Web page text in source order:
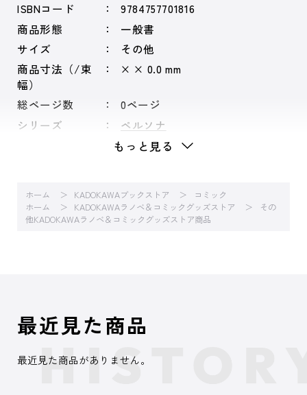
ISBNコード
9784757701816
商品形態
一般書
サイズ
その他
商品寸法（/束
幅）
× × 0.0 mm
総ページ数
0ページ
シリーズ
ペルソナ
もっと見る
ホーム KADOKAWAブックストア
コミック
ホーム
KADOKAWAラノベ＆コミックグッズストア
その
他KADOKAWAラノベ＆コミックグッズストア商品
最近見た商品
最近見た商品がありません。